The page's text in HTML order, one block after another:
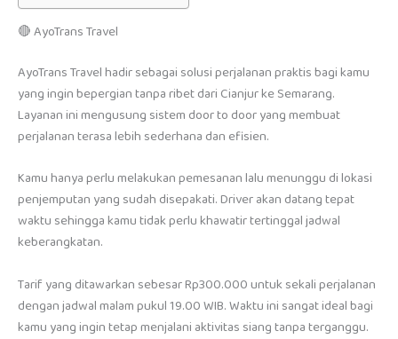
🔴 AyoTrans Travel
AyoTrans Travel hadir sebagai solusi perjalanan praktis bagi kamu
yang ingin bepergian tanpa ribet dari Cianjur ke Semarang.
Layanan ini mengusung sistem door to door yang membuat
perjalanan terasa lebih sederhana dan efisien.
Kamu hanya perlu melakukan pemesanan lalu menunggu di lokasi
penjemputan yang sudah disepakati. Driver akan datang tepat
waktu sehingga kamu tidak perlu khawatir tertinggal jadwal
keberangkatan.
Tarif yang ditawarkan sebesar Rp300.000 untuk sekali perjalanan
dengan jadwal malam pukul 19.00 WIB. Waktu ini sangat ideal bagi
kamu yang ingin tetap menjalani aktivitas siang tanpa terganggu.